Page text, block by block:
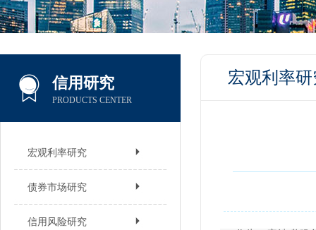
信用研究
PRODUCTS CENTER
宏观利率研究
债券市场研究
信用风险研究
宏观利率研